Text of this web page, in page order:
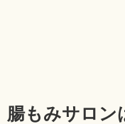
腸もみサロン